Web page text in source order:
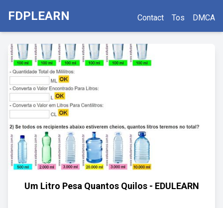
FDPLEARN Contact Tos DMCA
Um Litro Pesa Quantos Quilos - EDULEARN